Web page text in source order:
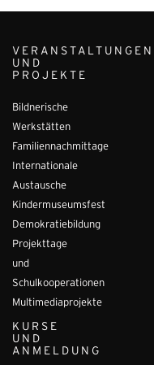
VERANSTALTUNGEN
UND
PROJEKTE
Bildnerische
Werkstätten
Familiennachmittage
Internationale
Austausche
Kindermuseumsfest
Demokratiebildung
Projekttage
und
Schulkooperationen
Multimediaprojekte
KURSE
UND
ANMELDUNG